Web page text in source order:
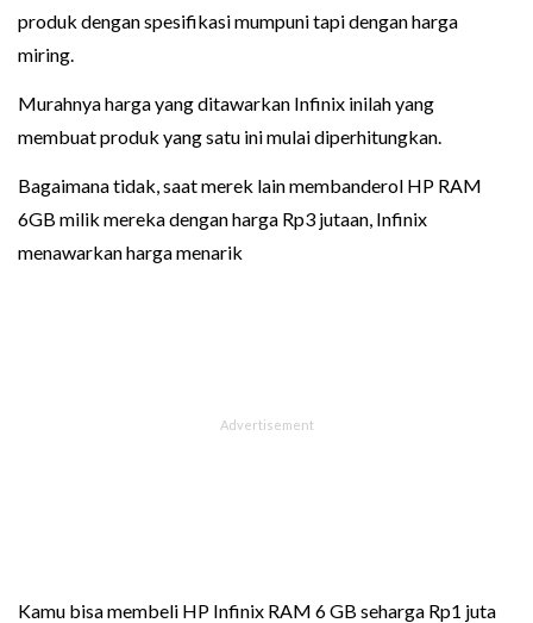
produk dengan spesifikasi mumpuni tapi dengan harga
miring.
Murahnya harga yang ditawarkan Infinix inilah yang
membuat produk yang satu ini mulai diperhitungkan.
Bagaimana tidak, saat merek lain membanderol HP RAM
6GB milik mereka dengan harga Rp3 jutaan, Infinix
menawarkan harga menarik
Kamu bisa membeli HP Infinix RAM 6 GB seharga Rp1 juta